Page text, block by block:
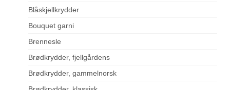
Blåskjellkrydder
Bouquet garni
Brennesle
Brødkrydder, fjellgårdens
Brødkrydder, gammelnorsk